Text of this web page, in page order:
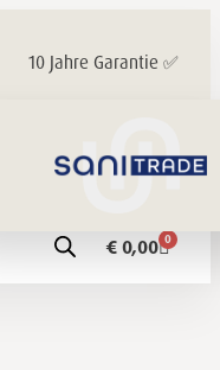
10 Jahre Garantie ✅
€0,00 0